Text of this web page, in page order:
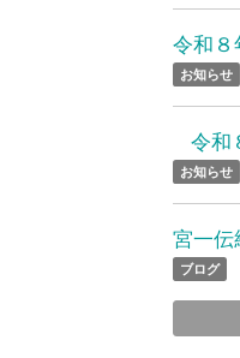
お知らせ
お知らせ
ブログ